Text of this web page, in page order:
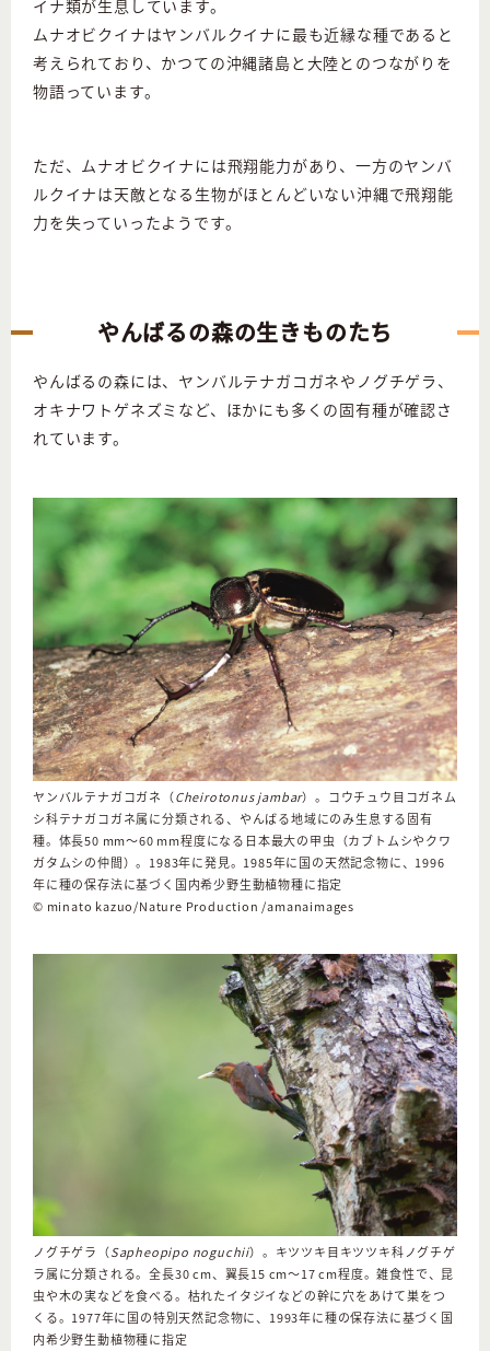
イナ類が生息しています。
ムナオビクイナはヤンバルクイナに最も近縁な種であると
考えられており、かつての沖縄諸島と大陸とのつながりを
物語っています。
ただ、ムナオビクイナには飛翔能力があり、一方のヤンバ
ルクイナは天敵となる生物がほとんどいない沖縄で飛翔能
力を失っていったようです。
やんばるの森の生きものたち
やんばるの森には、ヤンバルテナガコガネやノグチゲラ、
オキナワトゲネズミなど、ほかにも多くの固有種が確認さ
れています。
ヤンバルテナガコガネ（Cheirotonus jambar）。コウチュウ目コガネム
シ科テナガコガネ属に分類される、やんばる地域にのみ生息する固有
種。体長50 mm～60 mm程度になる日本最大の甲虫（カブトムシやクワ
ガタムシの仲間）。1983年に発見。1985年に国の天然記念物に、1996
年に種の保存法に基づく国内希少野生動植物種に指定
© minato kazuo/Nature Production /amanaimages
ノグチゲラ（Sapheopipo noguchii）。キツツキ目キツツキ科ノグチゲ
ラ属に分類される。全長30 cm、翼長15 cm～17 cm程度。雑食性で、昆
虫や木の実などを食べる。枯れたイタジイなどの幹に穴をあけて巣をつ
くる。1977年に国の特別天然記念物に、1993年に種の保存法に基づく国
内希少野生動植物種に指定